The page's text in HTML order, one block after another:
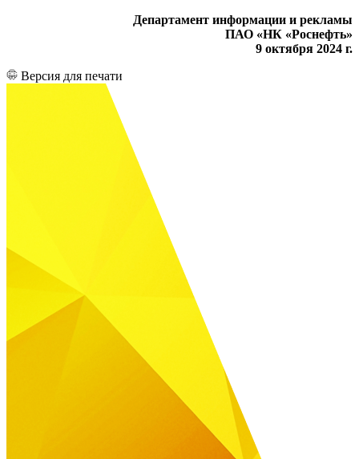
Департамент информации и рекламы
ПАО «НК «Роснефть»
9 октября 2024 г.
Версия для печати